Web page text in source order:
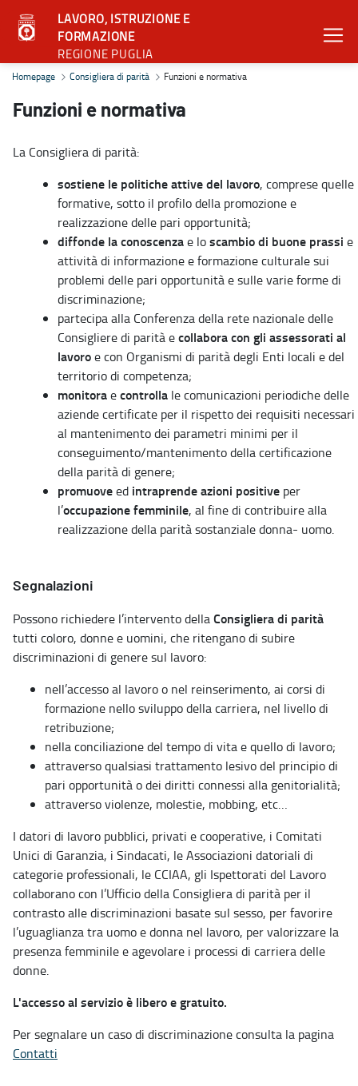
LAVORO, ISTRUZIONE E
FORMAZIONE
REGIONE PUGLIA
Funzioni e normativa - Lavoro, istruzione e formazione
Homepage Consigliera di parità Funzioni e normativa
Funzioni e normativa
La Consigliera di parità:
sostiene le politiche attive del lavoro, comprese quelle
formative, sotto il profilo della promozione e
realizzazione delle pari opportunità;
diffonde la conoscenzae loscambio di buone prassi e
attività di informazione e formazione culturale sui
problemi delle pari opportunità e sulle varie forme di
discriminazione;
partecipa alla Conferenza della rete nazionale delle
Consigliere di parità ecollabora con gli assessorati al
lavoroe con Organismi di parità degli Enti locali e del
territorio di competenza;
monitoraecontrolla le comunicazioni periodiche delle
aziende certificate per il rispetto dei requisiti necessari
al mantenimento dei parametri minimi per il
conseguimento/mantenimento della certificazione
della parità di genere;
promuoveed intraprende azioni positive per
l’occupazione femminile, al fine di contribuire alla
realizzazione della parità sostanziale donna- uomo.
Segnalazioni
Possono richiedere l’intervento dellaConsigliera di parità
tutti coloro, donne e uomini, che ritengano di subire
discriminazioni di genere sul lavoro:
nell’accesso al lavoro o nel reinserimento, ai corsi di
formazione nello sviluppo della carriera, nel livello di
retribuzione;
nella conciliazione del tempo di vita e quello di lavoro;
attraverso qualsiasi trattamento lesivo del principio di
pari opportunità o dei diritti connessi alla genitorialità;
attraverso violenze, molestie, mobbing, etc…
I datori di lavoro pubblici, privati e cooperative, i Comitati
Unici di Garanzia, i Sindacati, le Associazioni datoriali di
categorie professionali, le CCIAA, gli Ispettorati del Lavoro
collaborano con l’Ufficio della Consigliera di parità per il
contrasto alle discriminazioni basate sul sesso, per favorire
l’uguaglianza tra uomo e donna nel lavoro, per valorizzare la
presenza femminile e agevolare i processi di carriera delle
donne.
L'accesso al servizio è libero e gratuito.
Per segnalare un caso di discriminazione consulta la pagina
Contatti